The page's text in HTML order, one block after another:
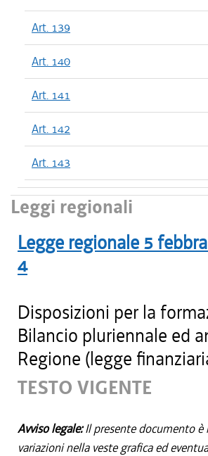
Art. 139
Art. 140
Art. 141
Art. 142
Art. 143
Leggi regionali
Legge regionale 5
4
Disposizioni per la
Bilancio pluriennale ed
Regione (legge
TESTO VIGENTE
Avviso legale:Il presente documento
variazioni nella veste grafica ed